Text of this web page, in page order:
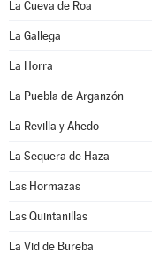
La Cueva de Roa
La Gallega
La Horra
La Puebla de Arganzón
La Revilla y Ahedo
La Sequera de Haza
Las Hormazas
Las Quintanillas
La Vid de Bureba